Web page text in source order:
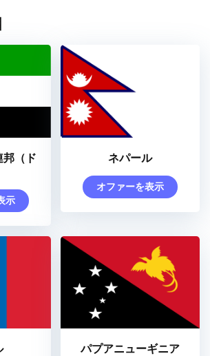
邦（ド
示
ネパール
オファーを表示
パプアニューギニア